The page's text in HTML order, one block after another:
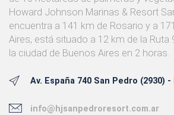
Howard Johnson Marinas & Resort
encuentra a 141 km de Rosario y a
Aires, está situado a 12 km de la Ruta
la ciudad de Buenos Aires en 2 horas.
Av. España 740 San Pedro (2930) -
info@hjsanpedroresort.com.ar